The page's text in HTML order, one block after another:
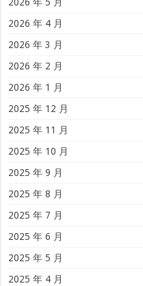
2026 年 4 月
2026 年 3 月
2026 年 2 月
2026 年 1 月
2025 年 12 月
2025 年 11 月
2025 年 10 月
2025 年 9 月
2025 年 8 月
2025 年 7 月
2025 年 6 月
2025 年 5 月
2025 年 4 月